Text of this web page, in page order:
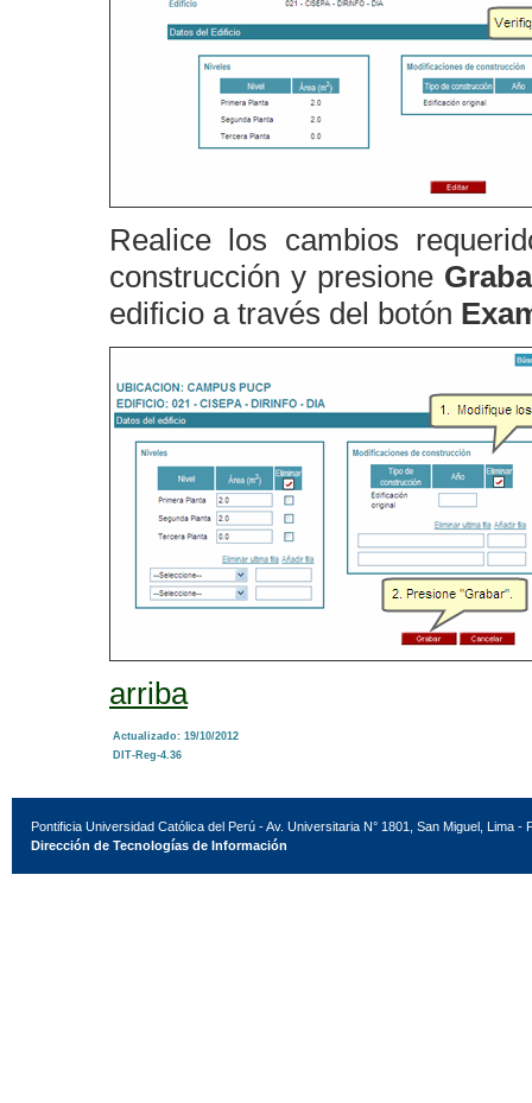
Realice los cambios
construcción y presione
edificio a través del botón
arriba
Actualizado: 19/10/2012
DIT-Reg-4.36
Pontificia Universidad Católica del Perú - Av. Universitaria N° 1801, San Miguel, Lima -
Dirección de Tecnologías de Información